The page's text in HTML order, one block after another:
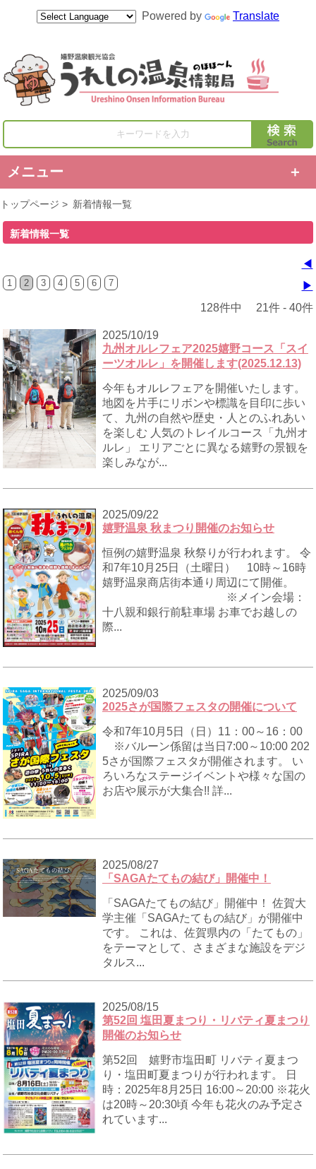
Powered by Translate
キーワードを入力
メニュー
トップページ > 新着情報一覧
新着情報一覧
◀
1 2 3 4 5 6 7
▶
128件中 21件 - 40件
2025/10/19
九州オルレフェア2025嬉野コース「スイ
ーツオルレ」を開催します(2025.12.13)
今年もオルレフェアを開催いたします。
地図を片手にリボンや標識を目印に歩い
て、九州の自然や歴史・人とのふれあい
を楽しむ 人気のトレイルコース「九州オ
ルレ」 エリアごとに異なる嬉野の景観を
楽しみなが...
2025/09/22
嬉野温泉 秋まつり開催のお知らせ
恒例の嬉野温泉 秋祭りが行われます。 令
和7年10月25日（土曜日） 10時～16時
嬉野温泉商店街本通り周辺にて開催。
※メイン会場：
十八親和銀行前駐車場 お車でお越しの
際...
2025/09/03
2025さが国際フェスタの開催について
令和7年10月5日（日）11：00～16：00
※バルーン係留は当日7:00～10:00 202
5さが国際フェスタが開催されます。 い
ろいろなステージイベントや様々な国の
お店や展示が大集合!! 詳...
2025/08/27
「SAGAたてもの結び」開催中！
「SAGAたてもの結び」開催中！ 佐賀大
学主催「SAGAたてもの結び」が開催中
です。 これは、佐賀県内の「たてもの」
をテーマとして、さまざまな施設をデジ
タルス...
2025/08/15
第52回 塩田夏まつり・リバティ夏まつり
開催のお知らせ
第52回 嬉野市塩田町 リバティ夏まつ
り・塩田町夏まつりが行われます。 日
時：2025年8月25日 16:00～20:00 ※花火
は20時～20:30頃 今年も花火のみ予定さ
れています...